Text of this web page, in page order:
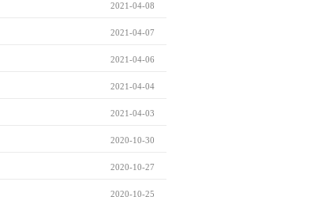
2021-04-08
2021-04-07
2021-04-06
2021-04-04
2021-04-03
2020-10-30
2020-10-27
2020-10-25